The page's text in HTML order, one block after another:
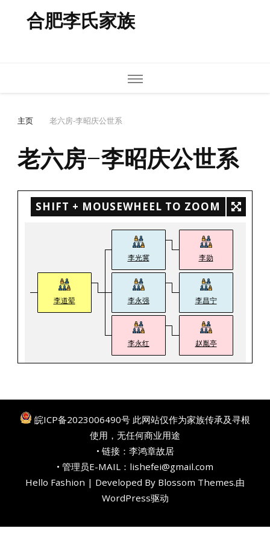
合肥李氏家族
主页 老六房-李昭庆公世系
老六房-李昭庆公世系
SHIFT + MOUSEWHEEL TO ZOOM
李道翚
李光冀 李勋
李永强 李昌宁
李永红 赵胤亭
皖ICP备2023006490号 此网站仅作为家族传承及寻根
使用，无任何商业用途
• 链接： 李鸿章故居
• 管理员E-MAIL：lishefei@gmail.com
Hello Fashion | Developed By Blossom Themes.由
WordPress驱动